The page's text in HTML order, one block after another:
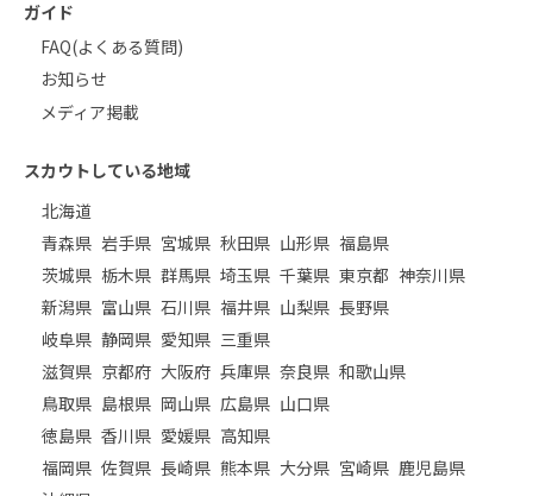
ガイド
FAQ(よくある質問)
お知らせ
メディア掲載
スカウトしている地域
北海道
青森県 岩手県 宮城県 秋田県 山形県 福島県
茨城県 栃木県 群馬県 埼玉県 千葉県 東京都 神奈川県
新潟県 富山県 石川県 福井県 山梨県 長野県
岐阜県 静岡県 愛知県 三重県
滋賀県 京都府 大阪府 兵庫県 奈良県 和歌山県
鳥取県 島根県 岡山県 広島県 山口県
徳島県 香川県 愛媛県 高知県
福岡県 佐賀県 長崎県 熊本県 大分県 宮崎県 鹿児島県